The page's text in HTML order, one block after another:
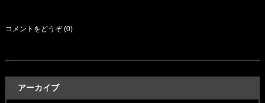
コメントをどうぞ (0)
アーカイブ